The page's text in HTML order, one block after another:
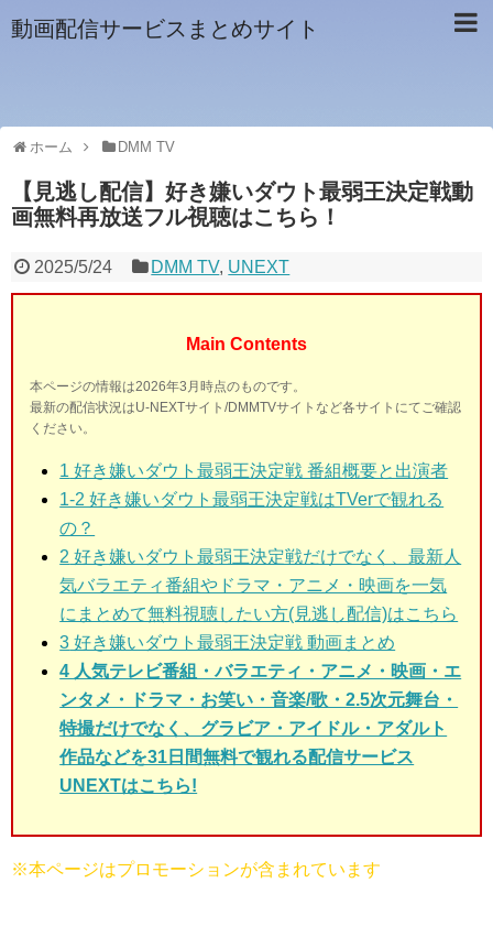
動画配信サービスまとめサイト
ホーム DMM TV
【見逃し配信】好き嫌いダウト最弱王決定戦動
画無料再放送フル視聴はこちら！
2025/5/24 DMM TV, UNEXT
Main Contents
本ページの情報は2026年3月時点のものです。
最新の配信状況はU-NEXTサイト/DMMTVサイトなど各サイトにてご確認
ください。
1 好き嫌いダウト最弱王決定戦 番組概要と出演者
1-2 好き嫌いダウト最弱王決定戦はTVerで観れる
の？
2 好き嫌いダウト最弱王決定戦だけでなく、最新人
気バラエティ番組やドラマ・アニメ・映画を一気
にまとめて無料視聴したい方(見逃し配信)はこちら
3 好き嫌いダウト最弱王決定戦 動画まとめ
4 人気テレビ番組・バラエティ・アニメ・映画・エ
ンタメ・ドラマ・お笑い・音楽/歌・2.5次元舞台・
特撮だけでなく、グラビア・アイドル・アダルト
作品などを31日間無料で観れる配信サービス
UNEXTはこちら!
※本ページはプロモーションが含まれています